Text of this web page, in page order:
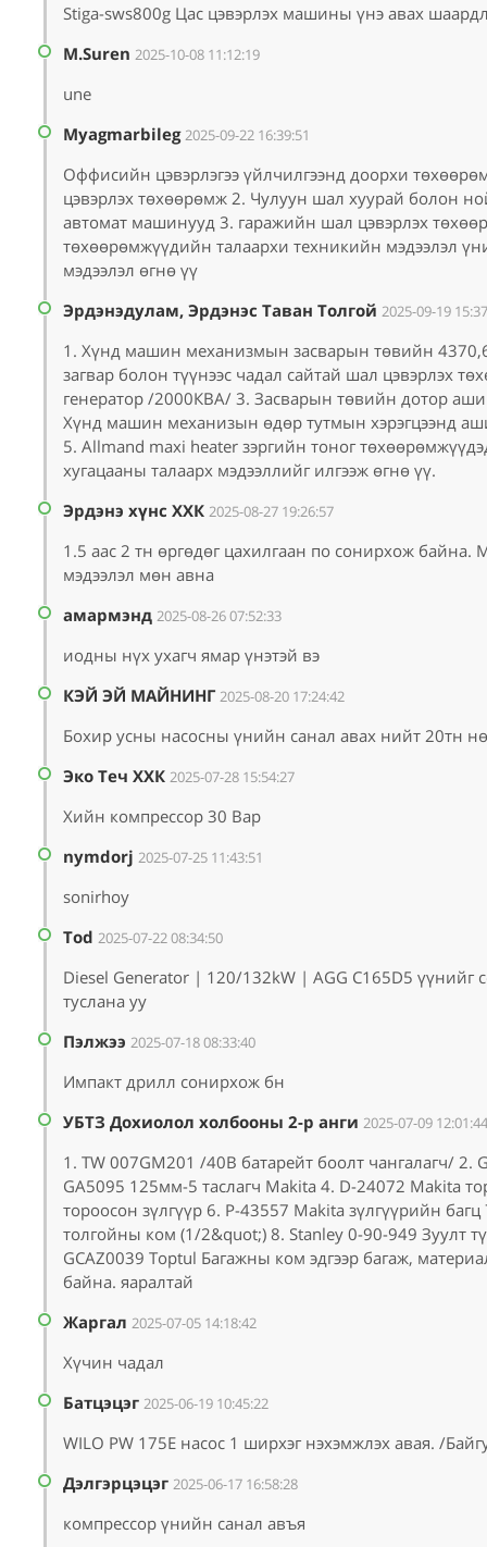
Stiga-sws800g Цас цэвэрлэх машины үнэ авах
M.Suren 2025-10-08 11:12:19
une
Myagmarbileg 2025-09-22 16:39:51
Оффисийн цэвэрлэгээ үйлчилгээнд доорхи
цэвэрлэх төхөөрөмж 2. Чулуун шал хуурай болон
автомат машинууд 3. гаражийн шал цэвэрлэх
төхөөрөмжүүдийн талаархи техникийн мэдээлэл
мэдээлэл өгнө үү
Эрдэнэдулам, Эрдэнэс Таван Толгой 2025-09-19
1. Хүнд машин механизмын засварын төвийн
загвар болон түүнээс чадал сайтай шал цэвэрлэх
генератор /2000КВА/ 3. Засварын төвийн дотор
Хүнд машин механизын өдөр тутмын хэрэгцээнд
5. Allmand maxi heater зэргийн тоног
хугацааны талаарх мэдээллийг илгээж өгнө үү.
Эрдэнэ хүнс ХХК 2025-08-27 19:26:57
1.5 аас 2 тн өргөдөг цахилгаан по сонирхож
мэдээлэл мөн авна
амармэнд 2025-08-26 07:52:33
иодны нүх ухагч ямар үнэтэй вэ
КЭЙ ЭЙ МАЙНИНГ 2025-08-20 17:24:42
Бохир усны насосны үнийн санал авах нийт 20тн
Эко Теч ХХК 2025-07-28 15:54:27
Хийн компрессор 30 Вар
nymdorj 2025-07-25 11:43:51
sonirhoy
Tod 2025-07-22 08:34:50
Diesel Generator | 120/132kW | AGG C165D5 үүнийг
туслана уу
Пэлжээ 2025-07-18 08:33:40
Импакт дрилл сонирхож бн
УБТЗ Дохиолол холбооны 2-р анги 2025-07-09 12:01:44
1. TW 007GM201 /40В батарейт боолт чангалагч/ 2.
GA5095 125мм-5 таслагч Makita 4. D-24072 Makita
тороосон зүлгүүр 6. Р-43557 Makita зүлгүүрийн
толгойны ком (1/2&quot;) 8. Stanley 0-90-949 Зуулт
GCAZ0039 Toptul Багажны ком эдгээр багаж,
байна. яаралтай
Жаргал 2025-07-05 14:18:42
Хүчин чадал
Батцэцэг 2025-06-19 10:45:22
WILO PW 175E насос 1 ширхэг нэхэмжлэх авая. /
Дэлгэрцэцэг 2025-06-17 16:58:28
компрессор үнийн санал авъя